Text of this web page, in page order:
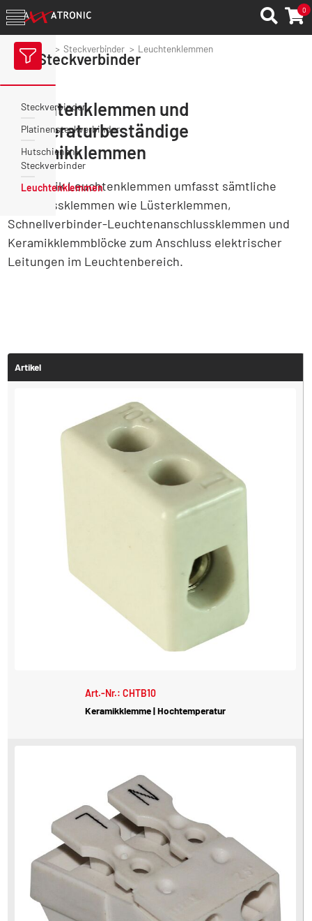
0
Axxatronic Steckverbinder Leuchtenklemmen
Leuchtenklemmen und
temperaturbeständige
Keramikklemmen
Die Rubrik Leuchtenklemmen umfasst sämtliche
Anschlussklemmen wie Lüsterklemmen,
Schnellverbinder-Leuchtenanschlussklemmen und
Keramikklemmblöcke zum Anschluss elektrischer
Leitungen im Leuchtenbereich.
Artikel
Art.-Nr.: CHTB10
Keramikklemme | Hochtemperatur
Steckverbinder
Steckverbinder
Platinensteckverbinder
Hutschienen-
Steckverbinder
Leuchtenklemmen